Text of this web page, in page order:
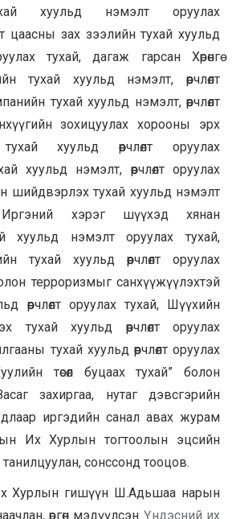
хуульд нэмэлт оруулах
цаасны зах зээлийн тухай хуульд
тухай, дагаж гарсан Хөрөнгө
тухай хуульд нэмэлт, өөрчлөлт
тухай хуульд нэмэлт, өөрчлөлт
зохицуулах хорооны эрх
хуульд өөрчлөлт оруулах
хуульд нэмэлт, өөрчлөлт оруулах
шийдвэрлэх тухай хуульд нэмэлт
хэрэг шүүхэд хянан
хуульд нэмэлт оруулах тухай,
тухай хуульд өөрчлөлт оруулах
терроризмыг санхүүжүүлэхтэй
өөрчлөлт оруулах тухай, Шүүхийн
тухай хуульд өөрчлөлт оруулах
тухай хуульд өөрчлөлт оруулах
төсөл буцаах тухай” болон
захиргаа, нутаг дэвсгэрийн
иргэдийн санал авах журам
Их Хурлын тогтоолын эцсийн
сонссонд тооцов.
Хурлын гишүүн Ш.Адьшаа нарын
өргөн мэдүүлсэн Үндэсний их